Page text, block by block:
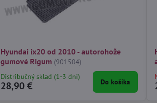
Hyundai ix20 od 2010 - autorohože
gumové Rigum (901504)
Distribučný sklad (1-3 dni)
28,90 € Do košíka